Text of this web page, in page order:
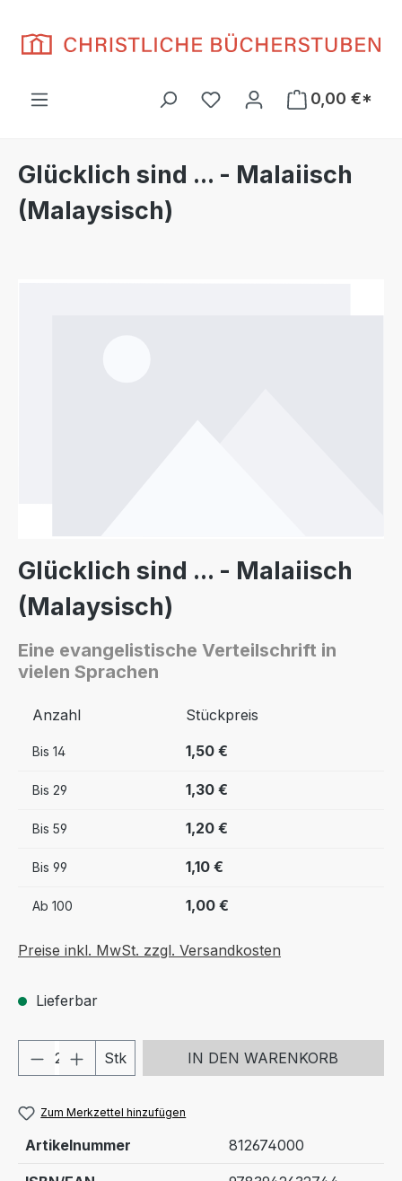
Du hast 0 Produkte auf
0,00 €*
Glücklich sind ... - Malaiisch
(Malaysisch)
Glücklich sind ... - Malaiisch
(Malaysisch)
Eine evangelistische Verteilschrift in
vielen Sprachen
Anzahl Stückpreis
Bis 14 1,50 €
Bis 29 1,30 €
Bis 59 1,20 €
Bis 99 1,10 €
Ab 100 1,00 €
Preise inkl. MwSt. zzgl. Versandkosten
Lieferbar
Produkt Anzahl: Gib den
Stk IN DEN WARENKORB
Zum Merkzettel hinzufügen
Artikelnummer 812674000